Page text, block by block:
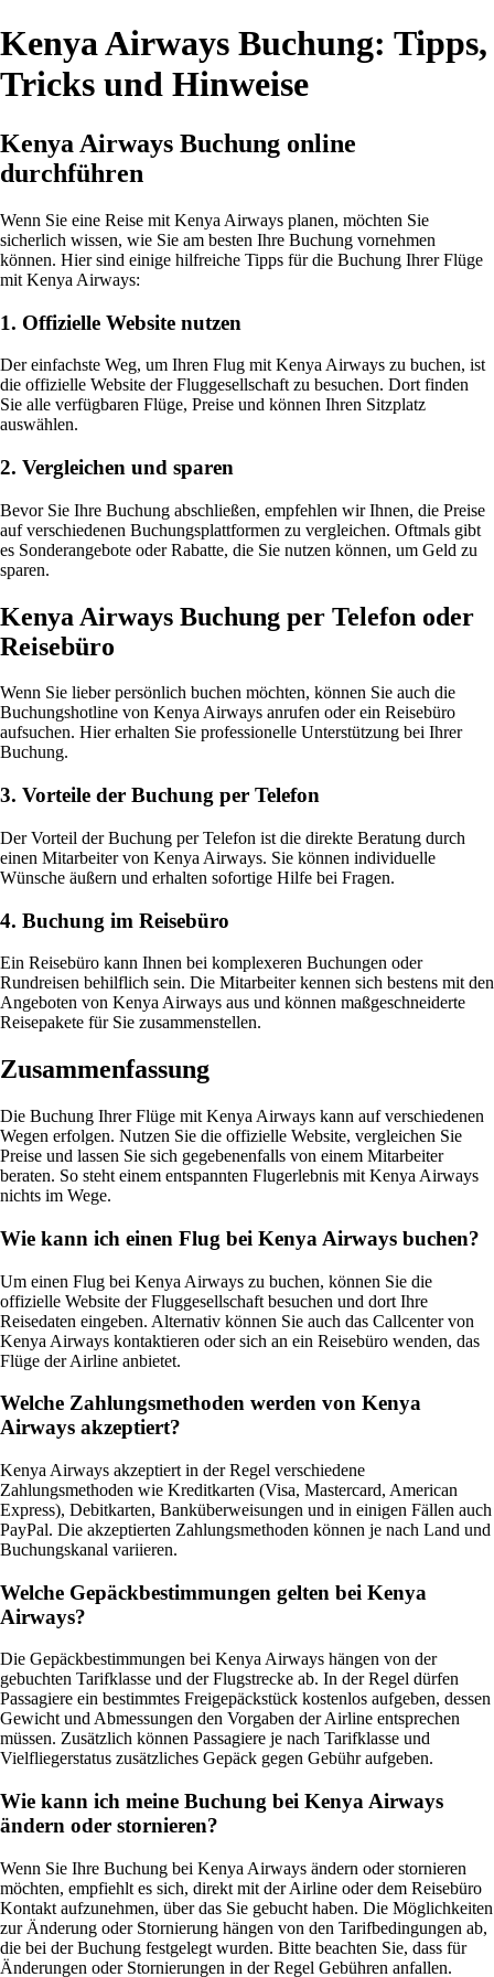
Kenya Airways Buchung: Tipps,
Tricks und Hinweise
Kenya Airways Buchung online
durchführen
Wenn Sie eine Reise mit Kenya Airways planen, möchten Sie
sicherlich wissen, wie Sie am besten Ihre Buchung vornehmen
können. Hier sind einige hilfreiche Tipps für die Buchung Ihrer Flüge
mit Kenya Airways:
1. Offizielle Website nutzen
Der einfachste Weg, um Ihren Flug mit Kenya Airways zu buchen, ist
die offizielle Website der Fluggesellschaft zu besuchen. Dort finden
Sie alle verfügbaren Flüge, Preise und können Ihren Sitzplatz
auswählen.
2. Vergleichen und sparen
Bevor Sie Ihre Buchung abschließen, empfehlen wir Ihnen, die Preise
auf verschiedenen Buchungsplattformen zu vergleichen. Oftmals gibt
es Sonderangebote oder Rabatte, die Sie nutzen können, um Geld zu
sparen.
Kenya Airways Buchung per Telefon oder
Reisebüro
Wenn Sie lieber persönlich buchen möchten, können Sie auch die
Buchungshotline von Kenya Airways anrufen oder ein Reisebüro
aufsuchen. Hier erhalten Sie professionelle Unterstützung bei Ihrer
Buchung.
3. Vorteile der Buchung per Telefon
Der Vorteil der Buchung per Telefon ist die direkte Beratung durch
einen Mitarbeiter von Kenya Airways. Sie können individuelle
Wünsche äußern und erhalten sofortige Hilfe bei Fragen.
4. Buchung im Reisebüro
Ein Reisebüro kann Ihnen bei komplexeren Buchungen oder
Rundreisen behilflich sein. Die Mitarbeiter kennen sich bestens mit den
Angeboten von Kenya Airways aus und können maßgeschneiderte
Reisepakete für Sie zusammenstellen.
Zusammenfassung
Die Buchung Ihrer Flüge mit Kenya Airways kann auf verschiedenen
Wegen erfolgen. Nutzen Sie die offizielle Website, vergleichen Sie
Preise und lassen Sie sich gegebenenfalls von einem Mitarbeiter
beraten. So steht einem entspannten Flugerlebnis mit Kenya Airways
nichts im Wege.
Wie kann ich einen Flug bei Kenya Airways buchen?
Um einen Flug bei Kenya Airways zu buchen, können Sie die
offizielle Website der Fluggesellschaft besuchen und dort Ihre
Reisedaten eingeben. Alternativ können Sie auch das Callcenter von
Kenya Airways kontaktieren oder sich an ein Reisebüro wenden, das
Flüge der Airline anbietet.
Welche Zahlungsmethoden werden von Kenya
Airways akzeptiert?
Kenya Airways akzeptiert in der Regel verschiedene
Zahlungsmethoden wie Kreditkarten (Visa, Mastercard, American
Express), Debitkarten, Banküberweisungen und in einigen Fällen auch
PayPal. Die akzeptierten Zahlungsmethoden können je nach Land und
Buchungskanal variieren.
Welche Gepäckbestimmungen gelten bei Kenya
Airways?
Die Gepäckbestimmungen bei Kenya Airways hängen von der
gebuchten Tarifklasse und der Flugstrecke ab. In der Regel dürfen
Passagiere ein bestimmtes Freigepäckstück kostenlos aufgeben, dessen
Gewicht und Abmessungen den Vorgaben der Airline entsprechen
müssen. Zusätzlich können Passagiere je nach Tarifklasse und
Vielfliegerstatus zusätzliches Gepäck gegen Gebühr aufgeben.
Wie kann ich meine Buchung bei Kenya Airways
ändern oder stornieren?
Wenn Sie Ihre Buchung bei Kenya Airways ändern oder stornieren
möchten, empfiehlt es sich, direkt mit der Airline oder dem Reisebüro
Kontakt aufzunehmen, über das Sie gebucht haben. Die Möglichkeiten
zur Änderung oder Stornierung hängen von den Tarifbedingungen ab,
die bei der Buchung festgelegt wurden. Bitte beachten Sie, dass für
Änderungen oder Stornierungen in der Regel Gebühren anfallen.